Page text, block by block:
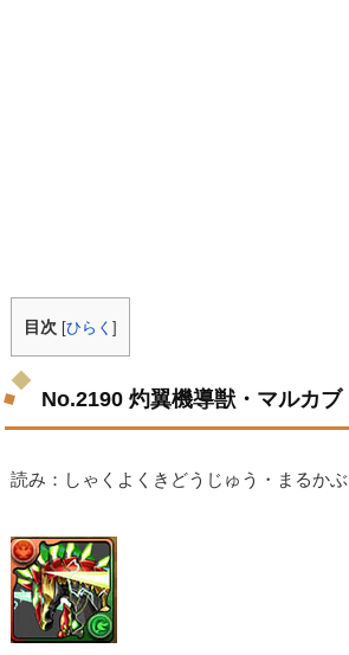
目次 [ひらく]
No.2190 灼翼機導獣・マルカブ
読み：しゃくよくきどうじゅう・まるかぶ